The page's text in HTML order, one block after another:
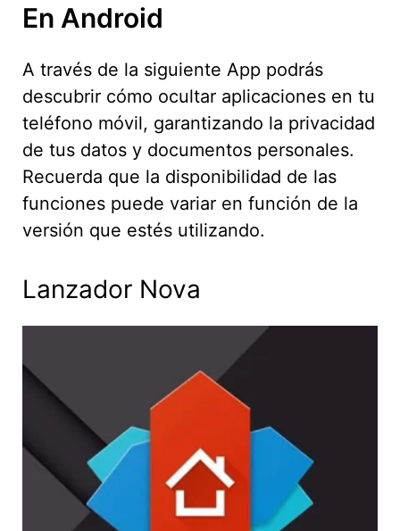
En Android
A través de la siguiente App podrás
descubrir cómo ocultar aplicaciones en tu
teléfono móvil, garantizando la privacidad
de tus datos y documentos personales.
Recuerda que la disponibilidad de las
funciones puede variar en función de la
versión que estés utilizando.
Lanzador Nova